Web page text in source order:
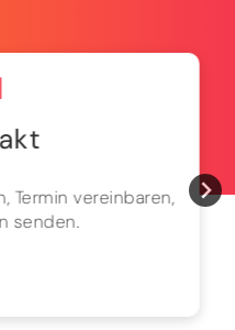
Termin vereinbaren,
senden.